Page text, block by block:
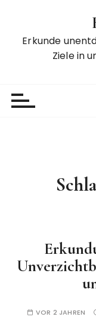
Erkunde
Ziele in
VOR 2 JAHREN